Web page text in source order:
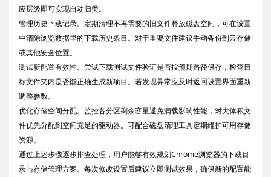
应层级即可实现自动归类。
管理历史下载记录。定期清理不再需要的旧文件释放磁盘空间，可在设置
中清除浏览数据里的下载历史条目。对于重要文件建议手动备份到云存储
或其他安全位置。
测试新配置有效性。尝试下载测试文件验证是否按预期路径保存，检查目
标文件夹内是否能正确生成新项目。若发现异常应及时返回设置界面重新
调整参数。
优化存储空间分配。监控各分区剩余容量避免满载影响性能，对大体积文
件优先分配到空间充足的驱动器。可配合磁盘清理工具定期维护可用存储
资源。
通过上述步骤逐步排查处理，用户能够有效规划Chrome浏览器的下载目
录与存储管理方案。每次修改设置后建议立即测试效果，确保新的配置能